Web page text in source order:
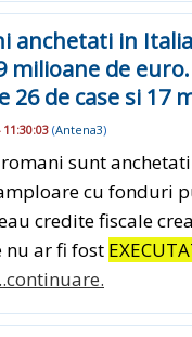
anchetati in
milioane de
26 de case si 17
(Antena3)
sunt
cu fonduri
credite fiscale
nu ar fi fost